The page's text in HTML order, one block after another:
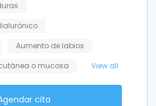
Aumento de labios
o mucosa
View all
cita